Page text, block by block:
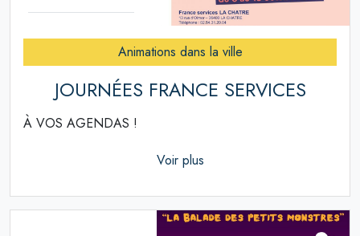
Animations dans la ville
JOURNÉES FRANCE SERVICES
À VOS AGENDAS !
Voir plus